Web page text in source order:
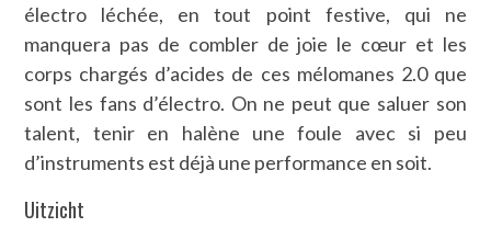
électro léchée, en tout point festive, qui ne
manquera pas de combler de joie le cœur et les
corps chargés d’acides de ces mélomanes 2.0 que
sont les fans d’électro. On ne peut que saluer son
talent, tenir en halène une foule avec si peu
d’instruments est déjà une performance en soit.
Uitzicht